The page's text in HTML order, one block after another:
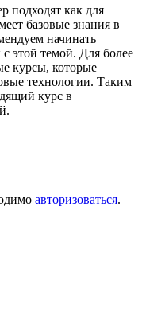
подходят как для
базовые знания в
начинать
этой темой. Для более
курсы, которые
технологии. Таким
курс в
авторизоваться.